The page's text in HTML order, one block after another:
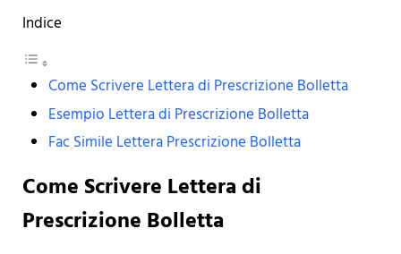
Indice
Come Scrivere Lettera di Prescrizione Bolletta
Esempio Lettera di Prescrizione Bolletta
Fac Simile Lettera Prescrizione Bolletta
Come Scrivere Lettera di
Prescrizione Bolletta